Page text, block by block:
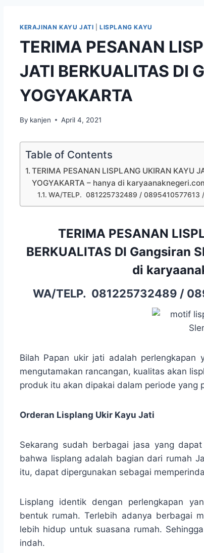
KERAJINAN KAYU JATI |LISPLANG KAYU
TERIMA PESANAN
JATI BERKUALITAS DI
YOGYAKARTA
By kanjen April 4, 2021
Table of Contents
TERIMA PESANAN LISPLANG UKIRAN KAYU
YOGYAKARTA – hanya di
WA/TELP. 081225732489 /
TERIMA PESANAN
BERKUALITAS DI Gangsiran
di
WA/TELP. 081225732489 /
Bilah Papan ukir jati adalah perlengkapan
mengutamakan rancangan, kualitas akan
produk itu akan dipakai dalam periode yang
Orderan Lisplang Ukir Kayu Jati
Sekarang sudah berbagai jasa yang
bahwa lisplang adalah bagian dari rumah
itu, dapat dipergunakan sebagai
Lisplang identik dengan perlengkapan
bentuk rumah. Terlebih adanya berbagai
lebih hidup untuk suasana rumah.
indah.